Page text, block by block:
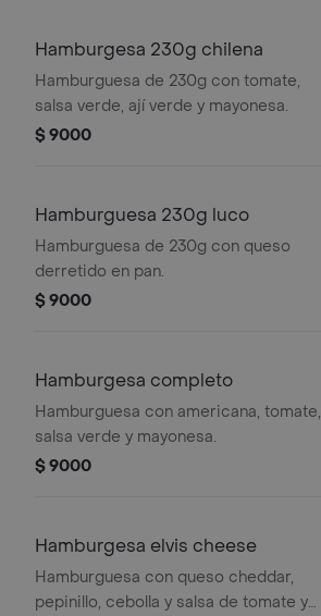
Hamburgesa 230g chilena
Hamburguesa de 230g con tomate,
salsa verde, ají verde y mayonesa.
$ 9000
Hamburguesa 230g luco
Hamburguesa de 230g con queso
derretido en pan.
$ 9000
Hamburgesa completo
Hamburguesa con americana, tomate,
salsa verde y mayonesa.
$ 9000
Hamburgesa elvis cheese
Hamburguesa con queso cheddar,
pepinillo, cebolla y salsa de tomate y